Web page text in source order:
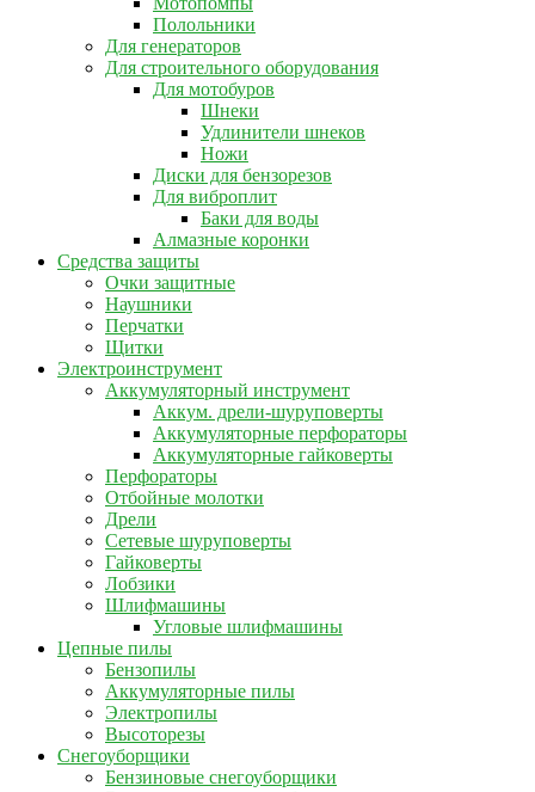
Полольники
Для генераторов
Для строительного оборудования
Для мотобуров
Шнеки
Удлинители шнеков
Ножи
Диски для бензорезов
Для виброплит
Баки для воды
Алмазные коронки
Средства защиты
Очки защитные
Наушники
Перчатки
Щитки
Электроинструмент
Аккумуляторный инструмент
Аккум. дрели-шуруповерты
Аккумуляторные перфораторы
Аккумуляторные гайковерты
Перфораторы
Отбойные молотки
Дрели
Сетевые шуруповерты
Гайковерты
Лобзики
Шлифмашины
Угловые шлифмашины
Цепные пилы
Бензопилы
Аккумуляторные пилы
Электропилы
Высоторезы
Снегоуборщики
Бензиновые снегоуборщики